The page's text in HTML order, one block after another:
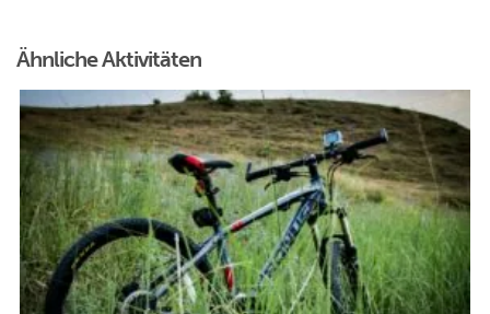
Ähnliche Aktivitäten